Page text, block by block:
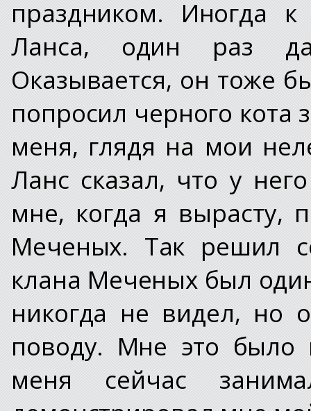
праздником. Иногда
Ланса, один раз
Оказывается, он тоже
попросил черного кота
меня, глядя на мои
Ланс сказал, что у
мне, когда я вырасту,
Меченых. Так решил
клана Меченых был
никогда не видел, но
поводу. Мне это было
меня сейчас